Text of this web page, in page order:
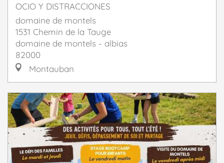
OCIO Y DISTRACCIONES
domaine de montels
1531 Chemin de la Tauge
domaine de montels - albias
82000
Montauban